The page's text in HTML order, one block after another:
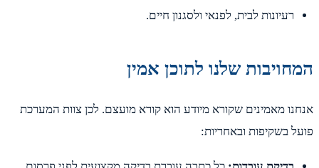
רעיונות לבית, לפנאי ולסגנון חיים.
שלנו לתוכן אמין
מאמינים שקורא מיודע הוא קורא מועצם. לכן צוות המערכת
בשקיפות ובאחריות: